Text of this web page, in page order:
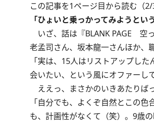
この記事を1ページ目から読む（2/
「ひょいと乗っかってみようとい
いざ、話は『BLANK PAGE 空
老孟司さん、坂本龍一さんほか、
「実は、15人はリストアップし
会いたい、という風にオファーし
ええっ、まさかのいきあたりば
「自分でも、よくぞ自然とこの
も、計画性がなくて（笑）。9歳